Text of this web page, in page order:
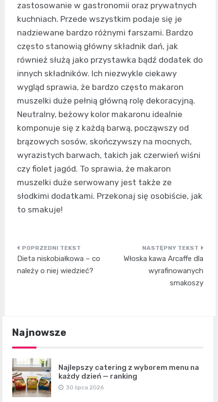
zastosowanie w gastronomii oraz prywatnych
kuchniach. Przede wszystkim podaje się je
nadziewane bardzo różnymi farszami. Bardzo
często stanowią główny składnik dań, jak
również służą jako przystawka bądź dodatek do
innych składników. Ich niezwykle ciekawy
wygląd sprawia, że bardzo często makaron
muszelki duże pełnią główną rolę dekoracyjną.
Neutralny, beżowy kolor makaronu idealnie
komponuje się z każdą barwą, począwszy od
brązowych sosów, skończywszy na mocnych,
wyrazistych barwach, takich jak czerwień wiśni
czy fiolet jagód. To sprawia, że makaron
muszelki duże serwowany jest także ze
słodkimi dodatkami. Przekonaj się osobiście, jak
to smakuje!
Nawigacja
wpisu
Dieta niskobiałkowa – co
należy o niej wiedzieć?
Włoska kawa Arcaffe dla
wyrafinowanych
smakoszy
Najnowsze
Najlepszy catering z wyborem menu na
każdy dzień — ranking
30 lipca 2026